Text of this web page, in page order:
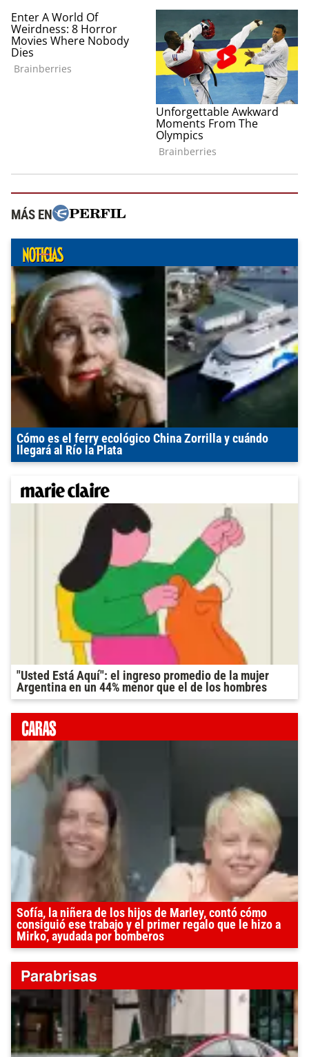
MÁS EN
Cómo es el ferry ecológico China Zorrilla y cuándo
llegará al Río la Plata
"Usted Está Aquí": el ingreso promedio de la mujer
Argentina en un 44% menor que el de los hombres
Sofía, la niñera de los hijos de Marley, contó cómo
consiguió ese trabajo y el primer regalo que le hizo a
Mirko, ayudada por bomberos